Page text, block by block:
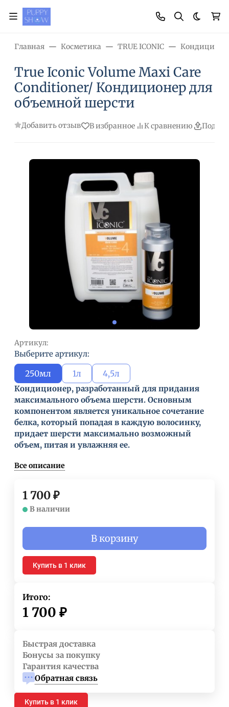
Главная Косметика TRUE ICONIC
True Iconic Volume Maxi Care
Conditioner/ Кондиционер для
объемной шерсти
Добавить отзыв В избранное К сравнению
Артикул:
Выберите артикул:
250мл 1л 4,5л
Кондиционер, разработанный для придания
максимального объема шерсти. Основным
компонентом является уникальное сочетание
белка, который попадая в каждую волосинку,
придает шерсти максимально возможный
объем, питая и увлажняя ее.
Все описание
1 700₽
В наличии
В корзину
Купить в 1 клик
Итого:
1 700 ₽
Быстрая доставка
Бонусы за покупку
Гарантия качества
Обратная связь
Купить в 1 клик